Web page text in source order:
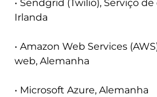
• Sendgrid (Twilio), Serviço
Irlanda
• Amazon Web Services
web, Alemanha
• Microsoft Azure, Alemanha